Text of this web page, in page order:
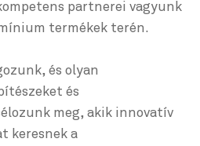
partnerei vagyunk
termékek terén.
és olyan
és
meg, akik innovatív
keresnek a